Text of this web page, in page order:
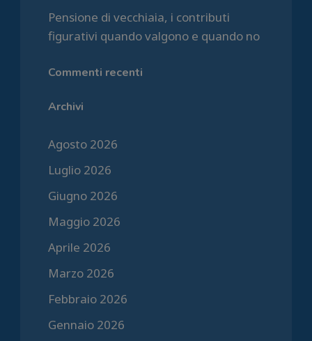
Pensione di vecchiaia, i contributi
figurativi quando valgono e quando no
Commenti recenti
Archivi
Agosto 2026
Luglio 2026
Giugno 2026
Maggio 2026
Aprile 2026
Marzo 2026
Febbraio 2026
Gennaio 2026